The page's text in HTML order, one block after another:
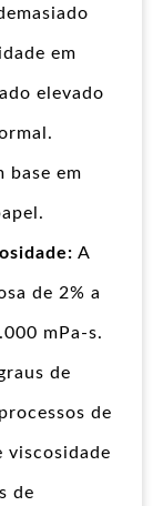
em
elevado
base em
A
de 2% a
mPa-s.
de
de
viscosidade
de